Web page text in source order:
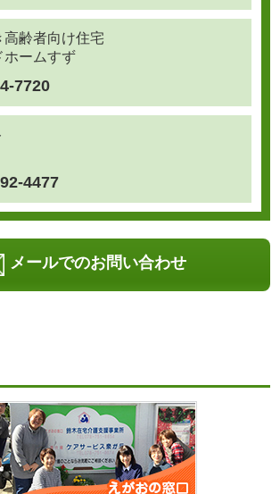
齢者向け住宅
ホームすず
7720
4477
メールでのお問い合わせ